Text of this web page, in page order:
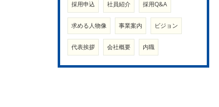
採用申込 社員紹介 採用Q&A
求める人物像 事業案内 ビジョン
代表挨拶 会社概要 内職